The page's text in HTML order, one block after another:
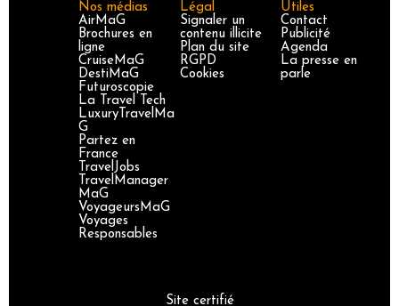
Nos médias
AirMaG
Brochures en
ligne
CruiseMaG
DestiMaG
Futuroscopie
La Travel Tech
LuxuryTravelMa
G
Partez en
France
TravelJobs
TravelManager
MaG
VoyageursMaG
Voyages
Responsables
Légal
Signaler un
contenu illicite
Plan du site
RGPD
Cookies
Utiles
Contact
Publicité
Agenda
La presse en
parle
Site certifié